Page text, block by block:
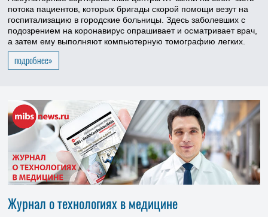
потока пациентов, которых бригады скорой помощи везут на
госпитализацию в городские больницы. Здесь заболевших с
подозрением на коронавирус опрашивает и осматривает врач,
а затем ему выполняют компьютерную томографию легких.
подробнее»
Журнал о технологиях в медицине